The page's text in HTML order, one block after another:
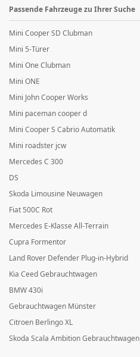
Passende Fahrzeuge zu Ihrer Suche
Mini Cooper SD Clubman
Mini 5-Türer
Mini One Clubman
Mini ONE
Mini John Cooper Works
Mini paceman cooper d
Mini Cooper S Cabrio Automatik
Mini roadster jcw
Mercedes C 300
DS
Skoda Limousine Neuwagen
Fiat 500C Rot
Mercedes E-Klasse All-Terrain
Cupra Formentor
Land Rover Defender Plug-in-Hybrid
Kia Ceed Gebrauchtwagen
BMW 430i
Gebrauchtwagen Münster
Citroen Berlingo XL
Skoda Scala Ambition Gebrauchtwagen